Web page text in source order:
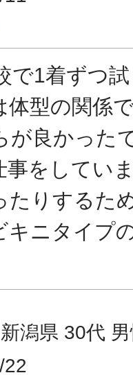
で1着ずつ
体型の関係
が良かった
事をしてい
たりするた
キニタイプ
新潟県 30代
22